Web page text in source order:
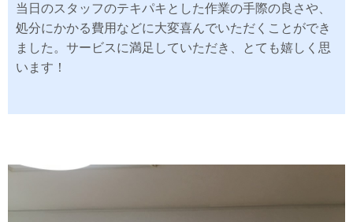
当日のスタッフのテキパキとした作業の手際の良さや、
処分にかかる費用などに大変喜んでいただくことができ
ました。サービスに満足していただき、とても嬉しく思
います！